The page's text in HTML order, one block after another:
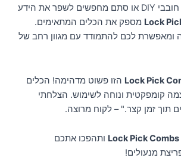
מנעולנים מקצועיים, חובבי DIY או סתם מחפשים לשפר את הידע
Lock מספק את הכלים המתאימים.
ומאפשרת לכם להתמודד עם מגוון רחב של
Lock Pick הזו פשוט מדהימה! הכלים
קומפקטית ונוחה לשימוש. הצלחתי
תוך זמן קצר." – לקוח מרוצה.
Lock Pick Combs ותהפכו אתכם
מנעולים!